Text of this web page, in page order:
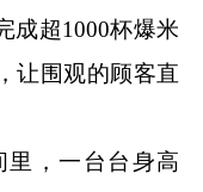
成超1000杯爆米
让围观的顾客直
，一台台身高